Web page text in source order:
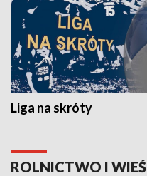
Liga na skróty
ROLNICTWO I WIEŚ